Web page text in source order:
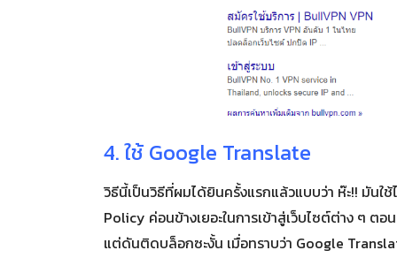
4. ใช้ Google Translate
วิธีนี้เป็นวิธีที่ผมได้ยินครั้งแรกแล้วแบบว่า ห๊ะ!! มันใ
Policy ค่อนข้างเยอะในการเข้าสู่เว็บไซต์ต่าง ๆ
แต่ดันติดบล็อกซะงั้น เมื่อทราบว่า Google